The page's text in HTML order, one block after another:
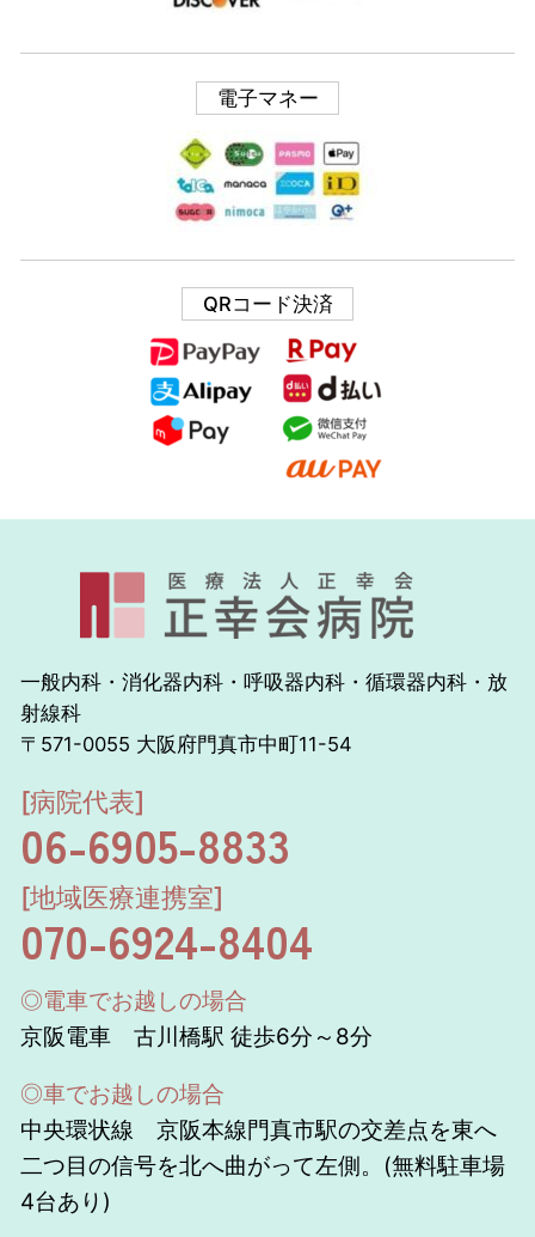
電子マネー
QRコード決済
一般内科・消化器内科・呼吸器内科・循環器内科・放
射線科
〒571-0055 大阪府門真市中町11-54
[病院代表]
06-6905-8833
[地域医療連携室]
070-6924-8404
◎電車でお越しの場合
京阪電車 古川橋駅 徒歩6分～8分
◎車でお越しの場合
中央環状線 京阪本線門真市駅の交差点を東へ
二つ目の信号を北へ曲がって左側。(無料駐車場
4台あり)